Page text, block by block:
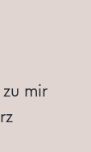
mir